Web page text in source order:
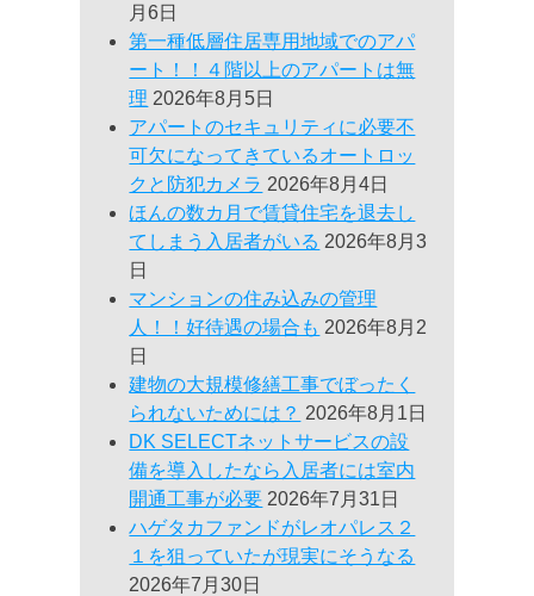
月6日
第一種低層住居専用地域でのアパ
ート！！４階以上のアパートは無
理 2026年8月5日
アパートのセキュリティに必要不
可欠になってきているオートロッ
クと防犯カメラ 2026年8月4日
ほんの数カ月で賃貸住宅を退去し
てしまう入居者がいる 2026年8月3
日
マンションの住み込みの管理
人！！好待遇の場合も 2026年8月2
日
建物の大規模修繕工事でぼったく
られないためには？ 2026年8月1日
DK SELECTネットサービスの設
備を導入したなら入居者には室内
開通工事が必要 2026年7月31日
ハゲタカファンドがレオパレス２
１を狙っていたが現実にそうなる
2026年7月30日